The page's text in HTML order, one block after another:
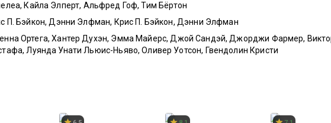
, Кайла Элперт, Альфред Гоф,Тим Бёртон
П. Бэйкон, Дэнни Элфман, Крис П. Бэйкон, Дэнни Элфман
Ортега,Хантер Духэн, Эмма Майерс, Джой Сандэй, Джорджи Фармер,
, Луянда Унати Льюис-Ньяво,Оливер Уотсон, Гвендолин Кристи